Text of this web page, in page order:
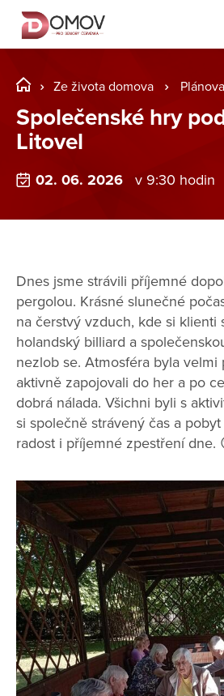
Ze života domova
Společenské hry
Litovel
02. 06. 2026 v 9:30 hodin
Dnes jsme strávili příjemné
pergolou. Krásné slunečné
na čerstvý vzduch, kde si klienti
holandský billiard a
nezlob se. Atmosféra byla velmi
aktivně zapojovali do her a po
dobrá nálada. Všichni byli s
si společně strávený čas a
radost i příjemné zpestření